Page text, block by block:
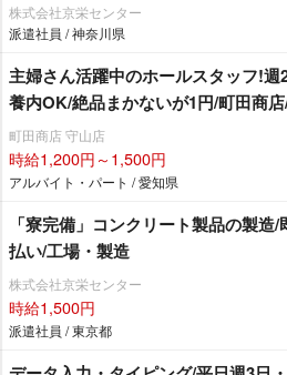
株式会社京栄センター
派遣社員 / 神奈川県
主婦さん活躍中のホールスタッフ!
養内OK/絶品まかないが1円/町田商
町田商店 守山店
時給1,200円～1,500円
アルバイト・パート / 愛知県
「寮完備」コンクリート製品の製造
払い/工場・製造
株式会社京栄センター
時給1,500円
派遣社員 / 東京都